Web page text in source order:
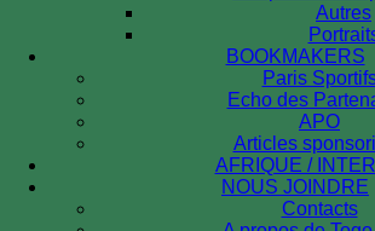
Autres
BOOKMAKERS
Paris
Echo des
APO
Articles
AFRIQUE / INTER
NOUS JOINDRE
Contacts